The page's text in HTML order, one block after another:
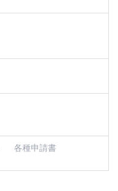
各種申請書